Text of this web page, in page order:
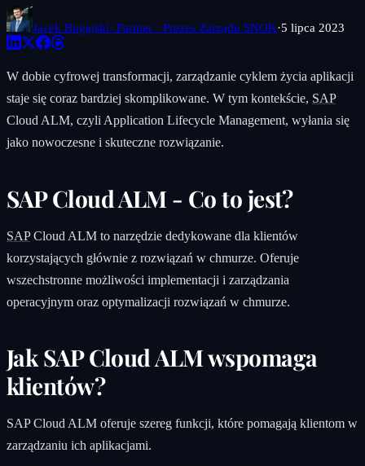
Jacek Bugajski· Partner · Prezes Zarządu SNOK·5 lipca 2023
W dobie cyfrowej transformacji, zarządzanie cyklem życia aplikacji
staje się coraz bardziej skomplikowane. W tym kontekście, SAP
Cloud ALM, czyli Application Lifecycle Management, wyłania się
jako nowoczesne i skuteczne rozwiązanie.
SAP Cloud ALM - Co to jest?
SAPCloud ALM to narzędzie dedykowane dla klientów
korzystających głównie z rozwiązań w chmurze. Oferuje
wszechstronne możliwości implementacji i zarządzania
operacyjnym oraz optymalizacji rozwiązań w chmurze.
Jak SAP Cloud ALM wspomaga
klientów?
SAP Cloud ALM oferuje szereg funkcji, które pomagają klientom w
zarządzaniu ich aplikacjami.